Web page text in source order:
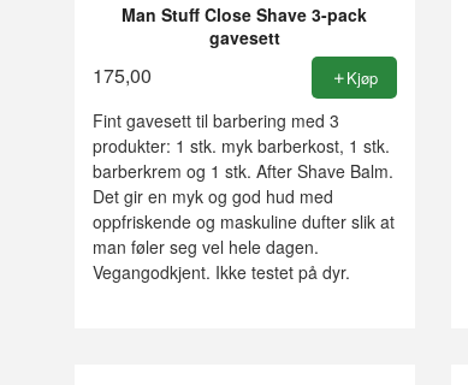
Man Stuff Close Shave 3-pack
gavesett
175,00 Kjøp
Fint gavesett til barbering med 3
produkter: 1 stk. myk barberkost, 1 stk.
barberkrem og 1 stk. After Shave Balm.
Det gir en myk og god hud med
oppfriskende og maskuline dufter slik at
man føler seg vel hele dagen.
Vegangodkjent. Ikke testet på dyr.